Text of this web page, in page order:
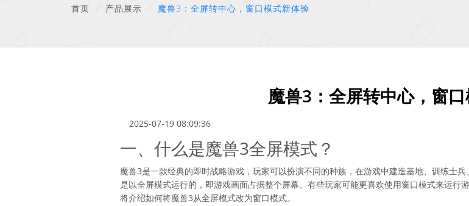
首页 产品展示 魔兽3：全屏转中心，窗口模式新体验
魔兽3：全屏转中心，窗
2025-07-19 08:09:36
一、什么是魔兽3全屏模式？
魔兽3是一款经典的即时战略游戏，玩家可以扮演不同的种族，在游戏中建造基地、训练士
是以全屏模式运行的，即游戏画面占据整个屏幕。有些玩家可能更喜欢使用窗口模式来运行
将介绍如何将魔兽3从全屏模式改为窗口模式。